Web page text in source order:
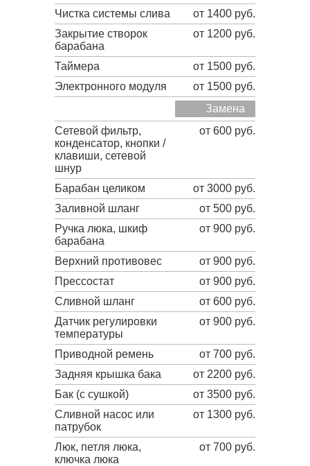
Чистка системы слива
от 1400 руб.
Закрытие створок
барабана
от 1200 руб.
Таймера
от 1500 руб.
Электронного модуля
от 1500 руб.
Замена
Сетевой фильтр,
конденсатор, кнопки /
клавиши, сетевой
шнур
от 600 руб.
Барабан целиком
от 3000 руб.
Заливной шланг
от 500 руб.
Ручка люка, шкиф
барабана
от 900 руб.
Верхний противовес
от 900 руб.
Прессостат
от 900 руб.
Сливной шланг
от 600 руб.
Датчик регулировки
температуры
от 900 руб.
Приводной ремень
от 700 руб.
Задняя крышка бака
от 2200 руб.
Бак (с сушкой)
от 3500 руб.
Сливной насос или
патрубок
от 1300 руб.
Люк, петля люка,
ключка люка
от 700 руб.